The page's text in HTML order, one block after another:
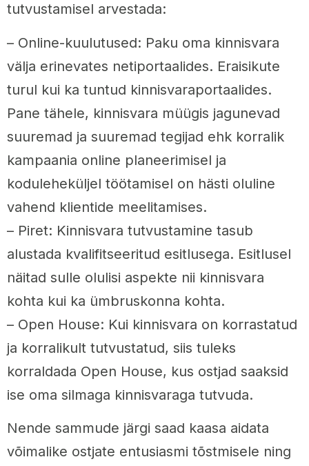
tutvustamisel arvestada:
– Online-kuulutused: Paku oma kinnisvara
välja erinevates netiportaalides. Eraisikute
turul kui ka tuntud kinnisvaraportaalides.
Pane tähele, kinnisvara müügis jagunevad
suuremad ja suuremad tegijad ehk korralik
kampaania online planeerimisel ja
koduleheküljel töötamisel on hästi oluline
vahend klientide meelitamises.
– Piret: Kinnisvara tutvustamine tasub
alustada kvalifitseeritud esitlusega. Esitlusel
näitad sulle olulisi aspekte nii kinnisvara
kohta kui ka ümbruskonna kohta.
– Open House: Kui kinnisvara on korrastatud
ja korralikult tutvustatud, siis tuleks
korraldada Open House, kus ostjad saaksid
ise oma silmaga kinnisvaraga tutvuda.
Nende sammude järgi saad kaasa aidata
võimalike ostjate entusiasmi tõstmisele ning